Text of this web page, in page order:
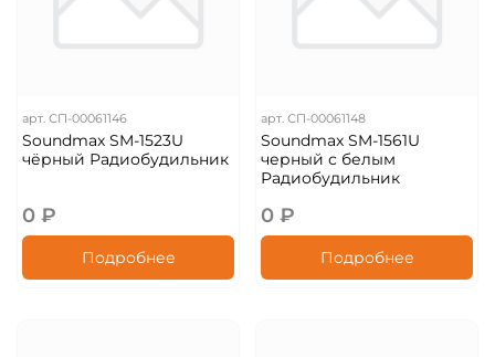
арт.СП-00061146
Soundmax SM-1523U
чёрный Радиобудильник
0 ₽
Подробнее
арт.СП-00061148
Soundmax SM-1561U
черный с белым
Радиобудильник
0 ₽
Подробнее